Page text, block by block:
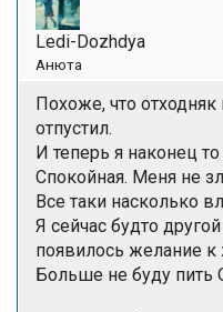
Ledi-Dozhdya
Анюта
Похоже, что
отпустил.
И теперь я наконец
Спокойная. Меня не
Все таки насколько
Я сейчас будто
появилось желание к
Больше не буду пить